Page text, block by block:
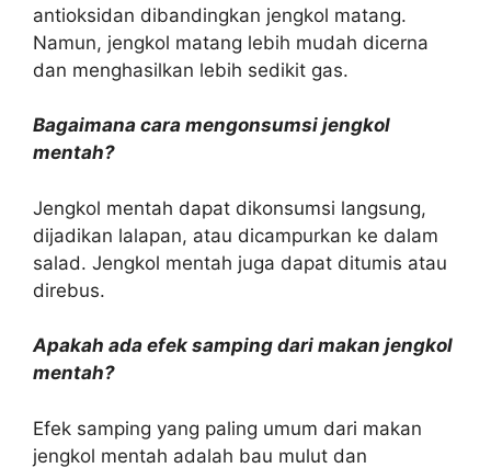
antioksidan dibandingkan jengkol matang.
Namun, jengkol matang lebih mudah dicerna
dan menghasilkan lebih sedikit gas.
Bagaimana cara mengonsumsi jengkol
mentah?
Jengkol mentah dapat dikonsumsi langsung,
dijadikan lalapan, atau dicampurkan ke dalam
salad. Jengkol mentah juga dapat ditumis atau
direbus.
Apakah ada efek samping dari makan jengkol
mentah?
Efek samping yang paling umum dari makan
jengkol mentah adalah bau mulut dan